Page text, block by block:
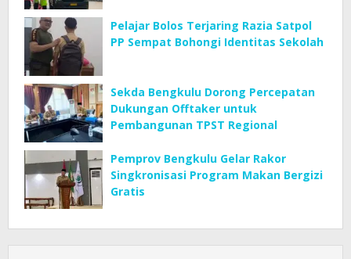
Pelajar Bolos Terjaring Razia Satpol
PP Sempat Bohongi Identitas Sekolah
Sekda Bengkulu Dorong Percepatan
Dukungan Offtaker untuk
Pembangunan TPST Regional
Pemprov Bengkulu Gelar Rakor
Singkronisasi Program Makan Bergizi
Gratis